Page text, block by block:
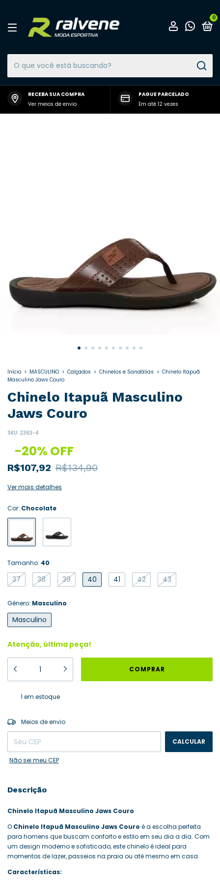
0
RECEBA SUA COMPRA
Ver meios de envio
PAGUE PARCELADO
Em até 12 vezes
Início > MASCULINO > Calçados > Chinelos e Sandálias > Chinelo Itapuã
Masculino Jaws Couro
Chinelo Itapuã Masculino
Jaws Couro
SKU: 2363-4
-20% OFF
R$107,92 R$134,90
Ver mais detalhes
Cor: Chocolate
Tamanho: 40
37 38 39 40 41 42 43
Gênero: Masculino
Masculino
Atenção, última peça!
1 em estoque
Entregas para o CEP:
Meios de envio
CALCULAR
Não sei meu CEP
Descrição
Chinelo Itapuã Masculino Jaws Couro
O Chinelo Itapuã Masculino Jaws Couro é a escolha perfeita
para homens que buscam conforto e estilo em seu dia a dia. Com
um design moderno e sofisticado, este chinelo é ideal para
momentos de lazer, passeios na praia ou até mesmo em casa.
Características: